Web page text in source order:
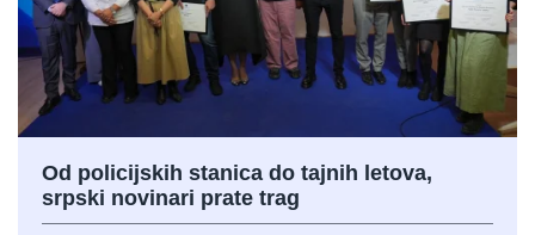
Od policijskih stanica do tajnih letova,
srpski novinari prate trag